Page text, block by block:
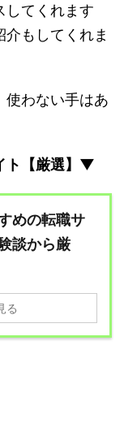
してくれます
介もしてくれま
使わない手はあ
ト【厳選】▼
めの転職サ
談から厳
る